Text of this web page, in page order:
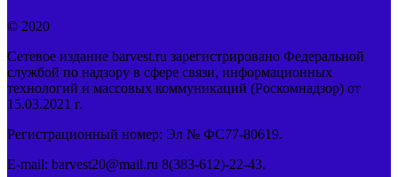
© 2020
Сетевое издание barvest.ru зарегистрировано Федеральной
службой по надзору в сфере связи, информационных
технологий и массовых коммуникаций (Роскомнадзор) от
15.03.2021 г.
Регистрационный номер: Эл № ФС77-80619.
E-mail: barvest20@mail.ru 8(383-612)-22-43.